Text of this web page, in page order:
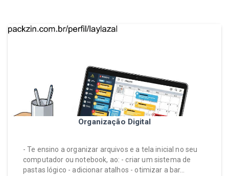
Organização Digital
- Te ensino a organizar arquivos e a tela inicial no seu
computador ou notebook, ao: - criar um sistema de
pastas lógico - adicionar atalhos - otimizar a bar…